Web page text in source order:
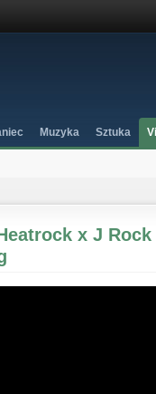
Muzyka Sztuka
x J Rock